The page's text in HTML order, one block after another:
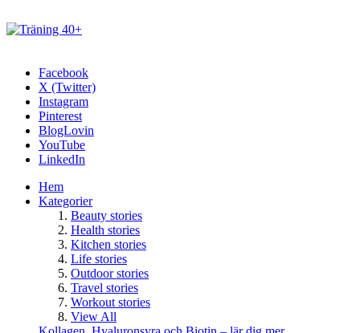
Facebook
X (Twitter)
Instagram
Pinterest
BlogLovin
YouTube
LinkedIn
Hem
Kategorier
Beauty stories
Health stories
Kitchen stories
Life stories
Outdoor stories
Travel stories
Workout stories
View All